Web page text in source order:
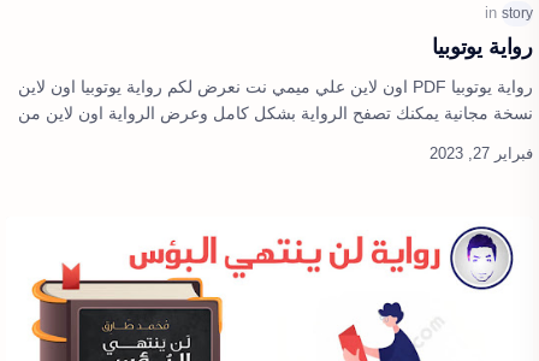
رواية يوتوبيا
رواية يوتوبيا PDF اون لاين علي ميمي نت نعرض لكم رواية يوتوبيا اون لاين
نسخة مجانية يمكنك تصفح الرواية بشكل كامل وعرض الرواية اون لاين من